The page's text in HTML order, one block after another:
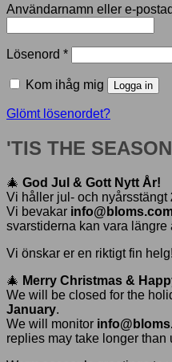
Användarnamn eller e-
Lösenord *Obligatoriskt
Kom ihåg mig Logga in
Glömt lösenordet?
'TIS THE
🎄 God Jul & Gott Nytt År!
Vi håller jul- och nyårsstängt
Vi bevakar
svarstiderna kan vara längre
Vi önskar er en riktigt fin
🎄 Merry Christmas &
We will be closed for the
January.
We will monitor
replies may take longer than